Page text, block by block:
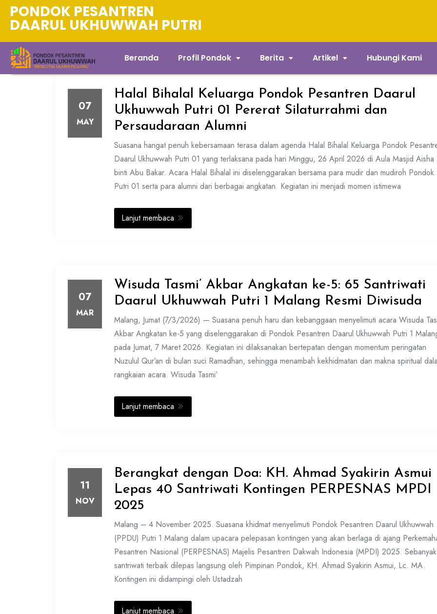
PONDOK PESANTREN
DAARUL UKHUWWAH PUTRI
Beranda Profil Pondok Berita Artikel Hubungi Kami
07
MAY
Halal Bihalal Keluarga Pondok Pesantren Daarul
Ukhuwwah Putri 01 Pererat Silaturrahmi dan
Persaudaraan Alumni
Suasana hangat penuh kebersamaan terasa dalam agenda Halal Bihalal Keluarga Pondok
Daarul Ukhuwwah Putri 01 yang terlaksana pada hari Minggu, 26 April 2026 di Aula Masjid Aisha
binti Abu Bakar. Acara Halal Bihalal ini diselenggarakan bersama para mudir dan mudiroh Pondok
Putri 01 serta para alumni dari berbagai angkatan. Kegiatan ini menjadi momen istimewa
Lanjut membaca
07
MAR
Wisuda Tasmi’ Akbar Angkatan ke-5: 65 Santriwati
Daarul Ukhuwwah Putri 1 Malang Resmi Diwisuda
Malang, Jumat (7/3/2026) — Suasana penuh haru dan kebanggaan menyelimuti acara Wisuda
Akbar Angkatan ke-5 yang diselenggarakan di Pondok Pesantren Daarul Ukhuwwah Putri 1
pada Jumat, 7 Maret 2026. Kegiatan ini dilaksanakan bertepatan dengan momentum peringatan
Nuzulul Qur’an di bulan suci Ramadhan, sehingga menambah kekhidmatan dan makna spiritual
rangkaian acara. Wisuda Tasmi’
Lanjut membaca
11
NOV
Berangkat dengan Doa: KH. Ahmad Syakirin Asmui
Lepas 40 Santriwati Kontingen PERPESNAS MPDI
2025
Malang – 4 November 2025. Suasana khidmat menyelimuti Pondok Pesantren Daarul Ukhuwwah
(PPDU) Putri 1 Malang dalam upacara pelepasan kontingen yang akan berlaga di ajang
Pesantren Nasional (PERPESNAS) Majelis Pesantren Dakwah Indonesia (MPDI) 2025.
santriwati terbaik dilepas langsung oleh Pimpinan Pondok, KH. Ahmad Syakirin Asmui, Lc. MA.
Kontingen ini didampingi oleh Ustadzah
Lanjut membaca